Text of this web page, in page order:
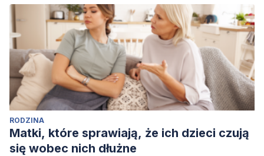
RODZINA
Matki, które sprawiają, że ich dzieci czują
się wobec nich dłużne